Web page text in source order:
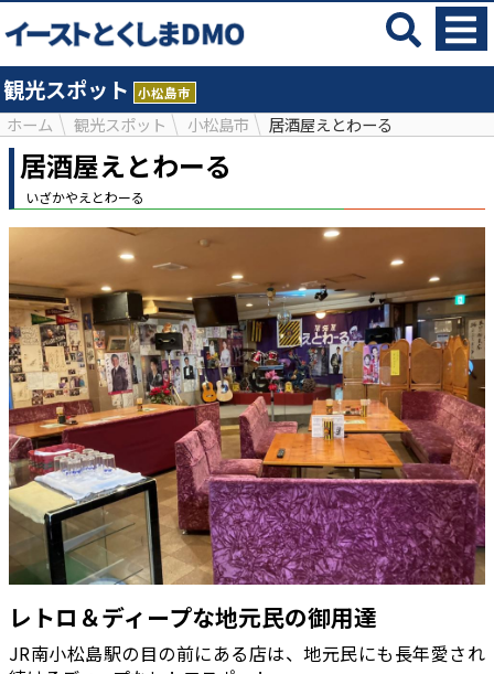
観光スポット 小松島市
ホーム 観光スポット 小松島市 居酒屋えとわーる
居酒屋えとわーる
いざかやえとわーる
レトロ＆ディープな地元民の御用達
JR南小松島駅の目の前にある店は、地元民にも長年愛され